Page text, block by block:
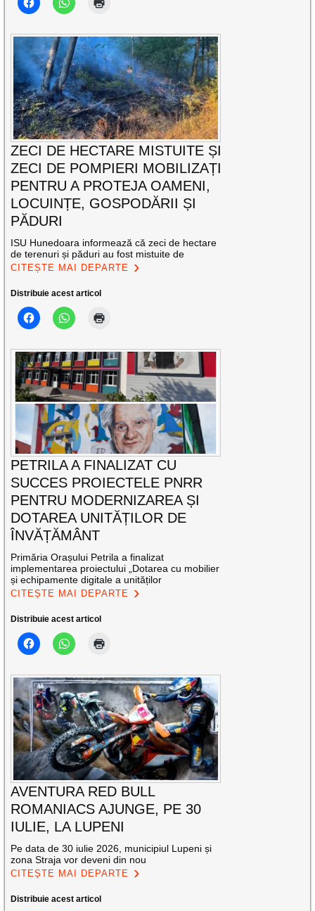
ZECI DE HECTARE MISTUITE ȘI
ZECI DE POMPIERI MOBILIZAȚI
PENTRU A PROTEJA OAMENI,
LOCUINȚE, GOSPODĂRII ȘI
PĂDURI
ISU Hunedoara informează că zeci de hectare
de terenuri și păduri au fost mistuite de
CITEȘTE MAI DEPARTE
Distribuie acest articol
PETRILA A FINALIZAT CU
SUCCES PROIECTELE PNRR
PENTRU MODERNIZAREA ȘI
DOTAREA UNITĂȚILOR DE
ÎNVĂȚĂMÂNT
Primăria Orașului Petrila a finalizat
implementarea proiectului „Dotarea cu mobilier
și echipamente digitale a unităților
CITEȘTE MAI DEPARTE
Distribuie acest articol
AVENTURA RED BULL
ROMANIACS AJUNGE, PE 30
IULIE, LA LUPENI
Pe data de 30 iulie 2026, municipiul Lupeni și
zona Straja vor deveni din nou
CITEȘTE MAI DEPARTE
Distribuie acest articol